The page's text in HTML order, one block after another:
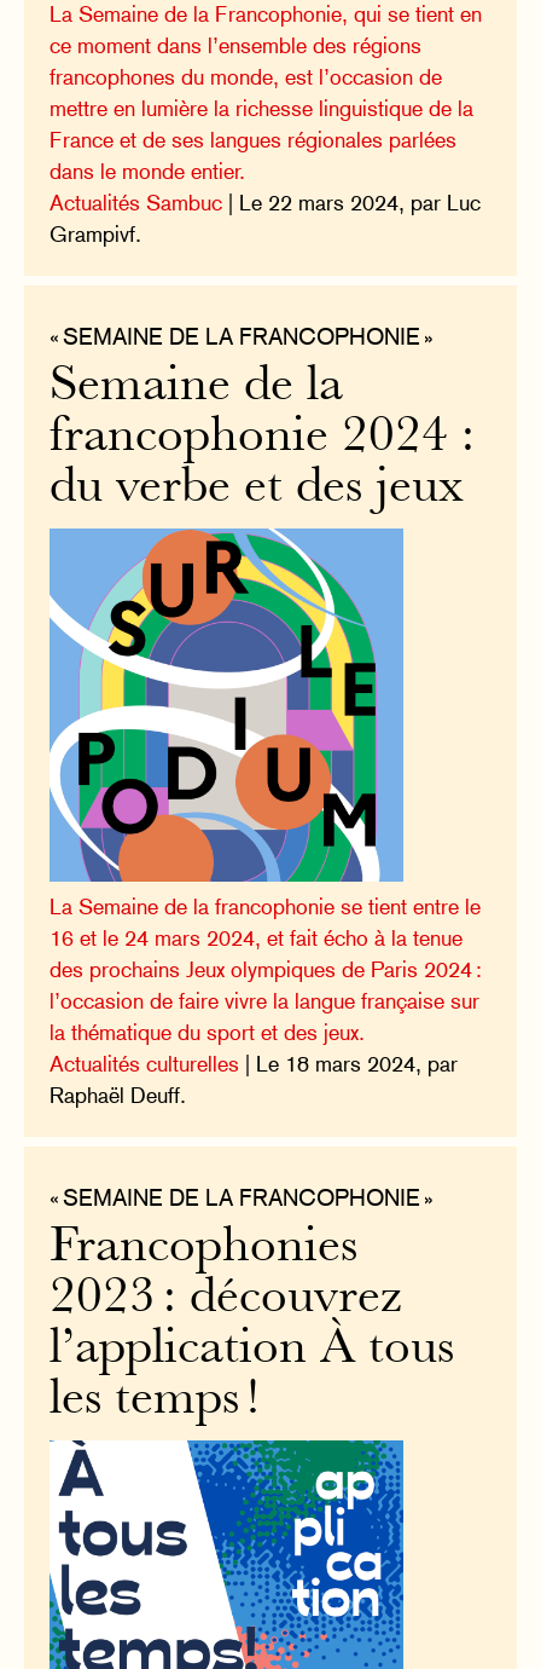
La Semaine de la Francophonie, qui se tient en
ce moment dans l’ensemble des régions
francophones du monde, est l’occasion de
mettre en lumière la richesse linguistique de la
France et de ses langues régionales parlées
dans le monde entier.
Actualités Sambuc | Le 22 mars 2024, par Luc
Grampivf.
« SEMAINE DE LA FRANCOPHONIE »
Semaine de la
francophonie 2024 :
du verbe et des jeux
La Semaine de la francophonie se tient entre le
16 et le 24 mars 2024, et fait écho à la tenue
des prochains Jeux olympiques de Paris 2024 :
l’occasion de faire vivre la langue française sur
la thématique du sport et des jeux.
Actualités culturelles | Le 18 mars 2024, par
Raphaël Deuff.
« SEMAINE DE LA FRANCOPHONIE »
Francophonies
2023 : découvrez
l’application À tous
les temps !